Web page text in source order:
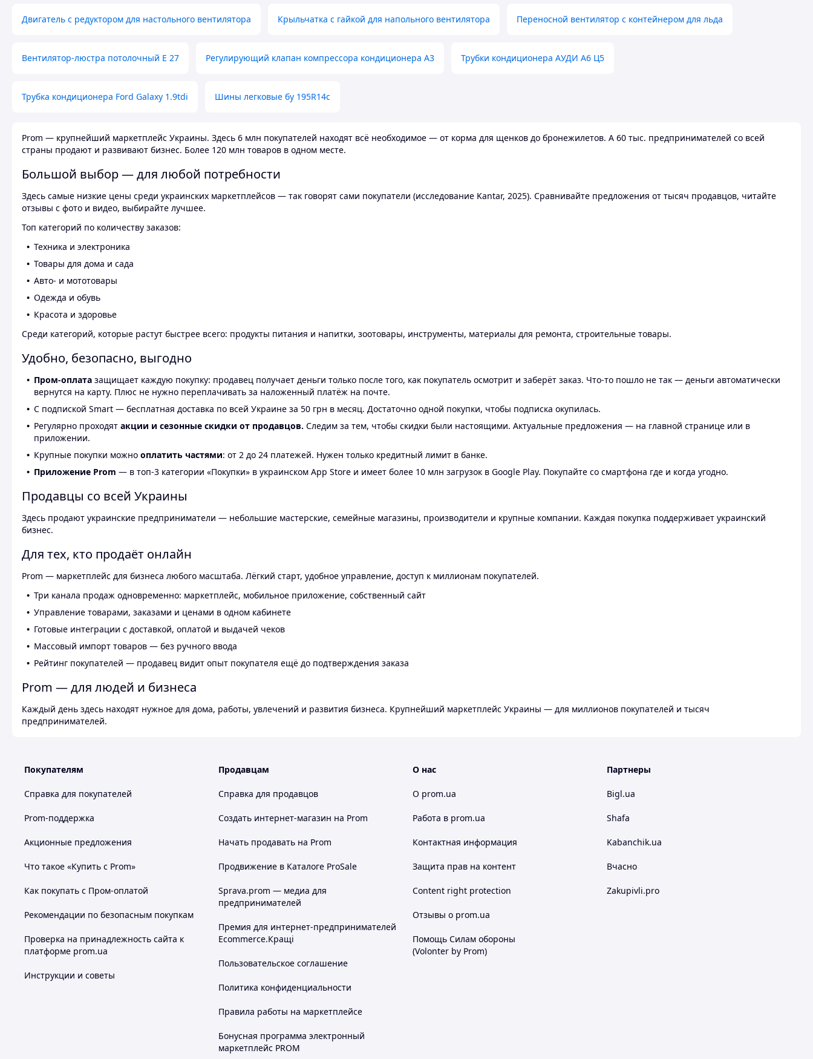
Двигатель с редуктором для настольного вентилятора Крыльчатка с гайкой для напольного вентилятора Переносной вентилятор с контейнером для льда
Вентилятор-люстра потолочный E 27 Регулирующий клапан компрессора кондиционера А3 Трубки кондиционера АУДИ А6 Ц5
Трубка кондиционера Ford Galaxy 1.9tdi Шины легковые бу 195R14c
Prom — крупнейший маркетплейс Украины. Здесь 6 млн покупателей находят всё необходимое — от корма для щенков до бронежилетов. А 60 тыс. предпринимателей со всей
страны продают и развивают бизнес. Более 120 млн товаров в одном месте.
Большой выбор — для любой потребности
Здесь самые низкие цены среди украинских маркетплейсов — так говорят сами покупатели (исследование Kantar, 2025). Сравнивайте предложения от тысяч продавцов, читайте
отзывы с фото и видео, выбирайте лучшее.
Топ категорий по количеству заказов:
Техника и электроника
Товары для дома и сада
Авто- и мототовары
Одежда и обувь
Красота и здоровье
Среди категорий, которые растут быстрее всего: продукты питания и напитки, зоотовары, инструменты, материалы для ремонта, строительные товары.
Удобно, безопасно, выгодно
Пром-оплата защищает каждую покупку: продавец получает деньги только после того, как покупатель осмотрит и заберёт заказ. Что-то пошло не так — деньги автоматически
вернутся на карту. Плюс не нужно переплачивать за наложенный платёж на почте.
С подпиской Smart — бесплатная доставка по всей Украине за 50 грн в месяц. Достаточно одной покупки, чтобы подписка окупилась.
Регулярно проходят акции и сезонные скидки от продавцов. Следим за тем, чтобы скидки были настоящими. Актуальные предложения — на главной странице или в
приложении.
Крупные покупки можно оплатить частями: от 2 до 24 платежей. Нужен только кредитный лимит в банке.
Приложение Prom — в топ-3 категории «Покупки» в украинском App Store и имеет более 10 млн загрузок в Google Play. Покупайте со смартфона где и когда угодно.
Продавцы со всей Украины
Здесь продают украинские предприниматели — небольшие мастерские, семейные магазины, производители и крупные компании. Каждая покупка поддерживает украинский
бизнес.
Для тех, кто продаёт онлайн
Prom — маркетплейс для бизнеса любого масштаба. Лёгкий старт, удобное управление, доступ к миллионам покупателей.
Три канала продаж одновременно: маркетплейс, мобильное приложение, собственный сайт
Управление товарами, заказами и ценами в одном кабинете
Готовые интеграции с доставкой, оплатой и выдачей чеков
Массовый импорт товаров — без ручного ввода
Рейтинг покупателей — продавец видит опыт покупателя ещё до подтверждения заказа
Prom — для людей и бизнеса
Каждый день здесь находят нужное для дома, работы, увлечений и развития бизнеса. Крупнейший маркетплейс Украины — для миллионов покупателей и тысяч
предпринимателей.
Покупателям
Справка для покупателей
Prom-поддержка
Акционные предложения
Что такое «Купить с Prom»
Как покупать с Пром-оплатой
Рекомендации по безопасным покупкам
Проверка на принадлежность сайта к
платформе prom.ua
Инструкции и советы
Продавцам
Справка для продавцов
Создать интернет-магазин на Prom
Начать продавать на Prom
Продвижение в Каталоге ProSale
Sprava.prom — медиа для
предпринимателей
Премия для интернет-предпринимателей
Ecommerce.Кращі
Пользовательское соглашение
Политика конфиденциальности
Правила работы на маркетплейсе
Бонусная программа электронный
маркетплейс PROM
О нас
О prom.ua
Работа в prom.ua
Контактная информация
Защита прав на контент
Content right protection
Отзывы о prom.ua
Помощь Силам обороны
(Volonter by Prom)
Партнеры
Bigl.ua
Shafa
Kabanchik.ua
Вчасно
Zakupivli.pro